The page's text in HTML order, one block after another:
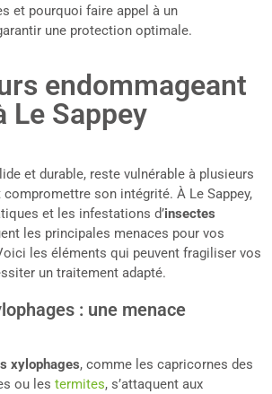
et pourquoi faire appel à un
une protection optimale.
endommageant
Le Sappey
et durable, reste vulnérable à plusieurs
son intégrité. À Le Sappey,
et les infestations d’insectes
les principales menaces pour vos
les éléments qui peuvent fragiliser vos
un traitement adapté.
: une menace
xylophages, comme les capricornes des
ou les termites, s’attaquent aux